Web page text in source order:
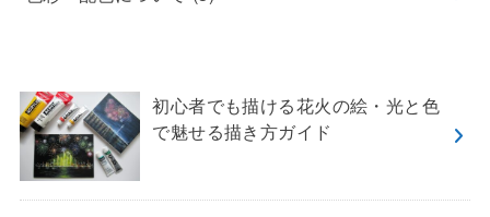
初心者でも描ける花火の絵・光と色
で魅せる描き方ガイド